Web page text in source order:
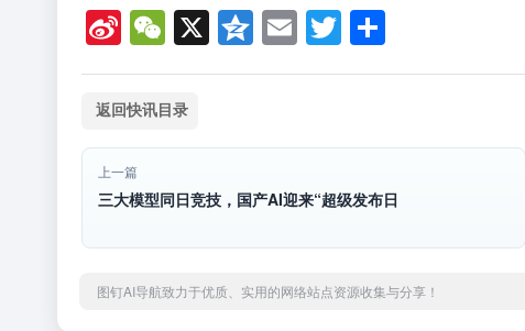
Si
n
a
W
ei
b
o
W
e
C
h
X Q
z
E
m
T
wi 享
返回快讯目录
上一篇
三大模型同日竞技，国产AI迎来“超级发布日
图钉AI导航致力于优质、实用的网络站点资源收集与分享！